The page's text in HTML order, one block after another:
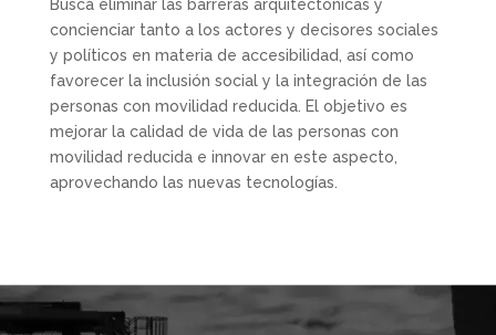
Busca eliminar las barreras arquitectónicas y
concienciar tanto a los actores y decisores sociales
y políticos en materia de accesibilidad, así como
favorecer la inclusión social y la integración de las
personas con movilidad reducida. El objetivo es
mejorar la calidad de vida de las personas con
movilidad reducida e innovar en este aspecto,
aprovechando las nuevas tecnologías.